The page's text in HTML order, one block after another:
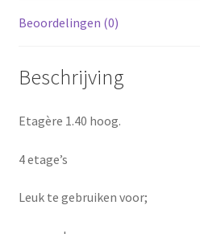
Beoordelingen (0)
Beschrijving
Etagère 1.40 hoog.
4 etage’s
Leuk te gebruiken voor;